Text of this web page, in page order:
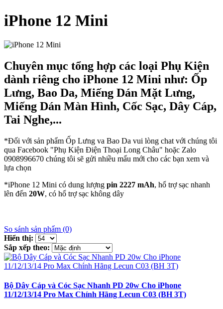
iPhone 12 Mini
Chuyên mục tổng hợp các loại Phụ Kiện
dành riêng cho iPhone 12 Mini như: Ốp
Lưng, Bao Da, Miếng Dán Mặt Lưng,
Miếng Dán Màn Hình, Cốc Sạc, Dây Cáp,
Tai Nghe,...
*Đối với sản phẩm Ốp Lưng va Bao Da vui lòng chat với chúng tôi
qua Facebook "Phụ Kiện Điện Thoại Long Châu" hoặc Zalo
0908996670 chúng tôi sẽ gửi nhiều mẩu mới cho các bạn xem và
lựa chọn
*iPhone 12 Mini có dung lượng pin 2227 mAh, hổ trợ sạc nhanh
lên đến 20W, có hổ trợ sạc không dây
So sánh sản phẩm (0)
Hiển thị:
Sắp xếp theo:
Bộ Dây Cáp và Cóc Sạc Nhanh PD 20w Cho iPhone
11/12/13/14 Pro Max Chính Hãng Lecun C03 (BH 3T)